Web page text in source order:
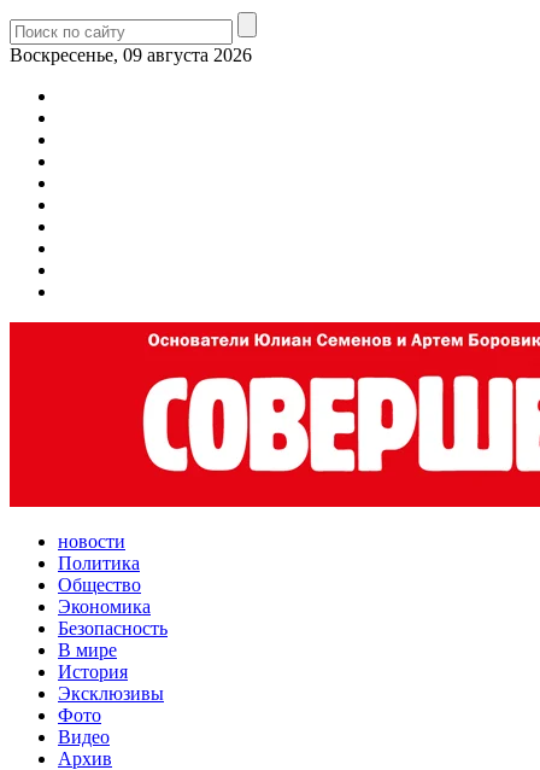
Воскресенье, 09 августа 2026
новости
Политика
Общество
Экономика
Безопасность
В мире
История
Эксклюзивы
Фото
Видео
Архив